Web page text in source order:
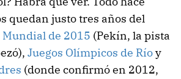
quedan justo tres años del
Mundial de 2015 (Pekín, la pista
Juegos Olímpicos de Ríoy
(donde confirmó en 2012,